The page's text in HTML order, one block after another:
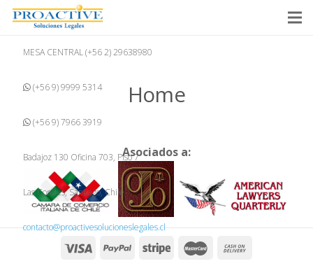
MESA CENTRAL (+56 2) 29638980
(+56 9) 9999 5314
(+56 9) 7966 3919
Badajoz 130 Oficina 703, Piso 7
Las Condes, Santiago, Chile
contacto@proactivesolucioneslegales.cl
Home
Asociados a: